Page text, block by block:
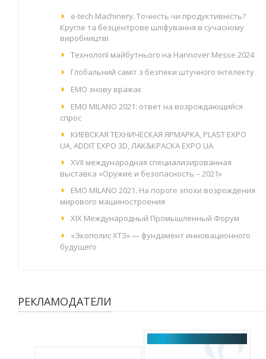
e-tech Machinery. Точність чи продуктивність?
Кругле та безцентрове шліфування в сучасному
виробництві
Технології майбутнього на Hannover Messe 2024
Глобальний саміт з безпеки штучного інтелекту
EMO знову вражає
EMO MILANO 2021: ответ на возрождающийся
спрос
КИЕВСКАЯ ТЕХНИЧЕСКАЯ ЯРМАРКА, PLAST EXPO
UA, ADDIT EXPO 3D, ЛАК&КРАСКА EXPO UA
XVII международная специализированная
выставка «Оружие и безопасность – 2021»
EMO MILANO 2021. На пороге эпохи возрождения
мирового машиностроения
XIX Международный Промышленный Форум
«Экополис ХТЗ» — фундамент инновационного
будущего
РЕКЛАМОДАТЕЛИ